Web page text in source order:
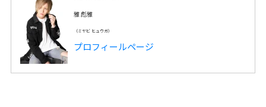
雅 彪雅
（ミヤビ ヒュウガ）
プロフィールページ